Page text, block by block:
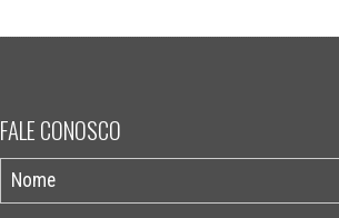
FALE CONOSCO